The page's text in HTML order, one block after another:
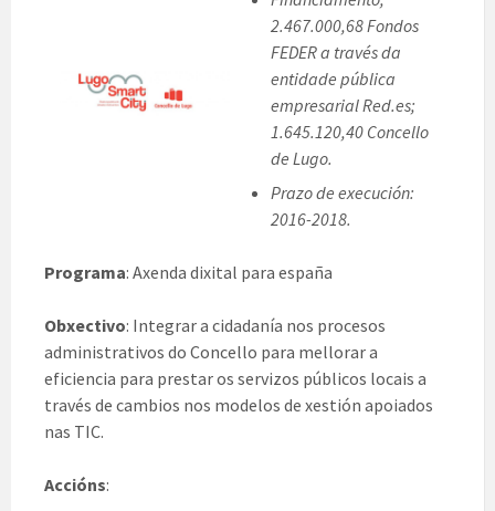
2.467.000,68 Fondos
FEDER a través da
entidade pública
empresarial Red.es;
1.645.120,40 Concello
de Lugo.
Prazo de execución:
2016-2018.
Programa: Axenda dixital para españa
Obxectivo: Integrar a cidadanía nos procesos
administrativos do Concello para mellorar a
eficiencia para prestar os servizos públicos locais a
través de cambios nos modelos de xestión apoiados
nas TIC.
Accións: